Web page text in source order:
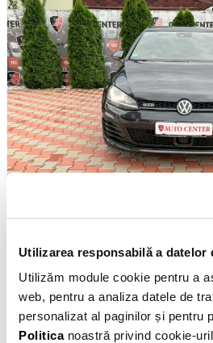
Utilizarea responsabilă a datelor
Utilizăm module cookie pentru a
web, pentru a analiza datele de
personalizat al paginilor și pentru
Politicanoastră privind cookie-
Lunar de la
370 €
Preț 12 616 €
De la ROCKI STAR EOR